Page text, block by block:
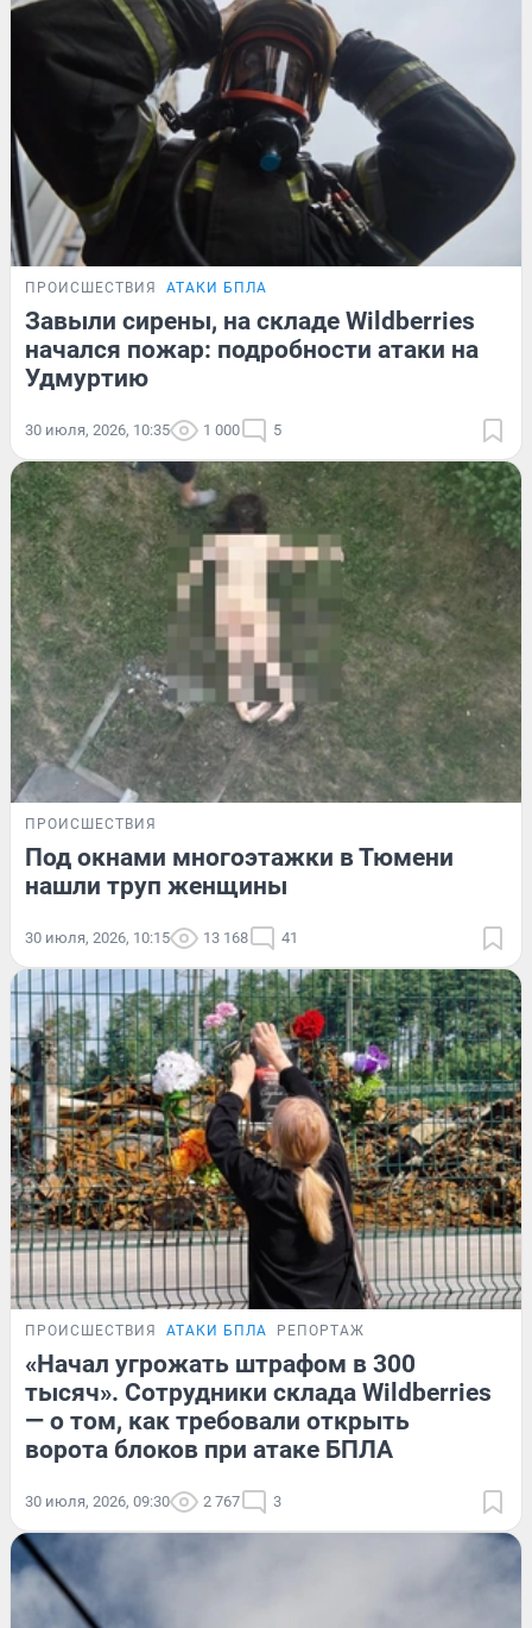
ПРОИСШЕСТВИЯ АТАКИ БПЛА
Завыли сирены, на складе Wildberries
начался пожар: подробности атаки на
Удмуртию
30 июля, 2026, 10:35 1 000 5
ПРОИСШЕСТВИЯ
Под окнами многоэтажки в Тюмени
нашли труп женщины
30 июля, 2026, 10:15 13 168 41
ПРОИСШЕСТВИЯ АТАКИ БПЛА РЕПОРТАЖ
«Начал угрожать штрафом в 300
тысяч». Сотрудники склада Wildberries
— о том, как требовали открыть
ворота блоков при атаке БПЛА
30 июля, 2026, 09:30 2 767 3